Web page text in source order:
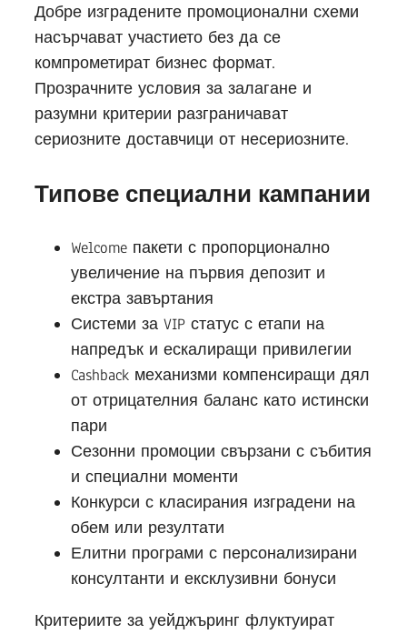
Добре изградените промоционални схеми
насърчават участието без да се
компрометират бизнес формат.
Прозрачните условия за залагане и
разумни критерии разграничават
сериозните доставчици от несериозните.
Типове специални кампании
Welcome пакети с пропорционално
увеличение на първия депозит и
екстра завъртания
Системи за VIP статус с етапи на
напредък и ескалиращи привилегии
Cashback механизми компенсиращи дял
от отрицателния баланс като истински
пари
Сезонни промоции свързани с събития
и специални моменти
Конкурси с класирания изградени на
обем или резултати
Елитни програми с персонализирани
консултанти и ексклузивни бонуси
Критериите за уейджъринг флуктуират